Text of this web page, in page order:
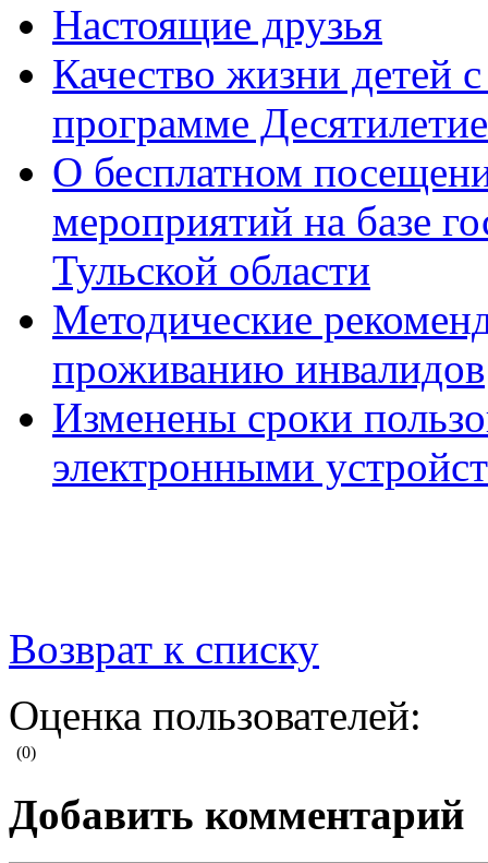
Настоящие друзья
Качество жизни детей
программе
О бесплатном
мероприятий на базе
Тульской области
Методические
проживанию инвалидов
Изменены сроки
электронными
Возврат к списку
Оценка пользователей:
(0)
Добавить комментарий